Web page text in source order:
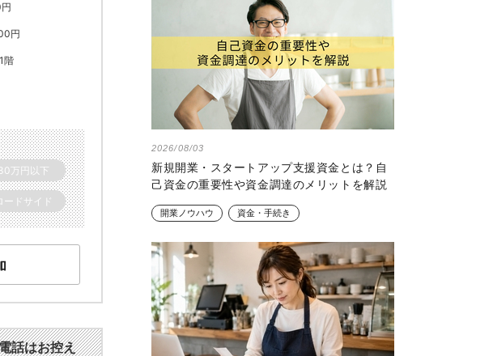
円
階
万円以下
ードサイド
話はお控え
2026/08/03
新規開業・スタートアップ支援資金とは？自
己資金の重要性や資金調達のメリットを解説
開業ノウハウ 資金・手続き